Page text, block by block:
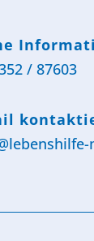
/ 87603